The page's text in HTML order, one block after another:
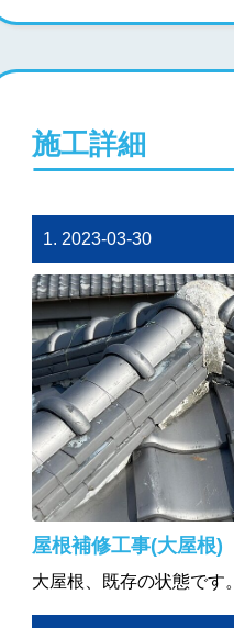
施工詳細
1. 2023-03-30
屋根補修工事(大屋根)
大屋根、既存の状態です。